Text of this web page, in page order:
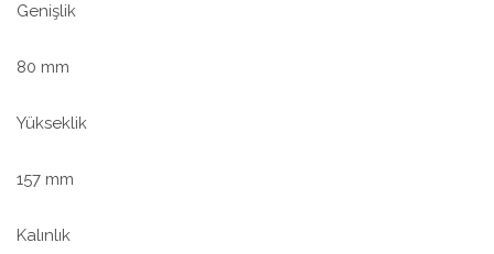
Genişlik
80 mm
Yükseklik
157 mm
Kalınlık